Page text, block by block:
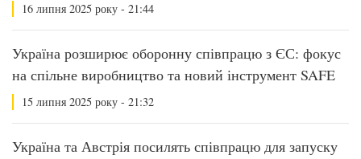
16 липня 2025 року - 21:44
Україна розширює оборонну співпрацю з ЄС: фокус
на спільне виробництво та новий інструмент SAFE
15 липня 2025 року - 21:32
Україна та Австрія посилять співпрацю для запуску